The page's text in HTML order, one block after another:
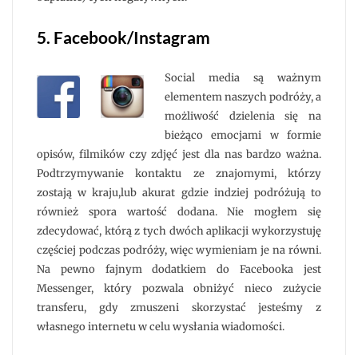
5. Facebook/Instagram
Social media są ważnym
elementem naszych podróży, a
możliwość dzielenia się na
bieżąco emocjami w formie
opisów, filmików czy zdjęć jest dla nas bardzo ważna.
Podtrzymywanie kontaktu ze znajomymi, którzy
zostają w kraju,lub akurat gdzie indziej podróżują to
również spora wartość dodana. Nie mogłem się
zdecydować, którą z tych dwóch aplikacji wykorzystuję
częściej podczas podróży, więc wymieniam je na równi.
Na pewno fajnym dodatkiem do Facebooka jest
Messenger, który pozwala obniżyć nieco zużycie
transferu, gdy zmuszeni skorzystać jesteśmy z
własnego internetu w celu wysłania wiadomości.